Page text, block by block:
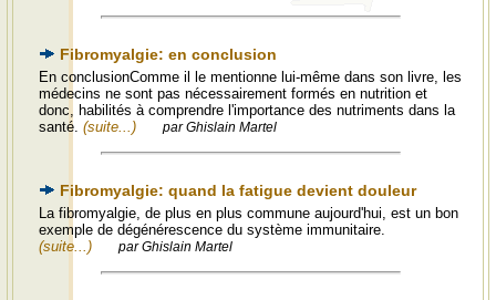
Fibromyalgie: en conclusion
En conclusionComme il le mentionne lui-même dans son livre, les
médecins ne sont pas nécessairement formés en nutrition et
donc, habilités à comprendre l'importance des nutriments dans la
santé. (suite...) par Ghislain Martel
Fibromyalgie: quand la fatigue devient douleur
La fibromyalgie, de plus en plus commune aujourd'hui, est un bon
exemple de dégénérescence du système immunitaire.
(suite...)
par Ghislain Martel